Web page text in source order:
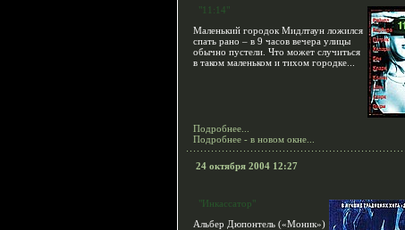
"11:14"
Маленький городок Мидлтаун ложился
спать рано – в 9 часов вечера улицы
обычно пустели. Что может случиться
в таком маленьком и тихом городке...
Подробнее...
Подробнее - в новом окне...
24 октября 2004 12:27
"Инкассатор"
Альбер Дюпонтель («Моник»)